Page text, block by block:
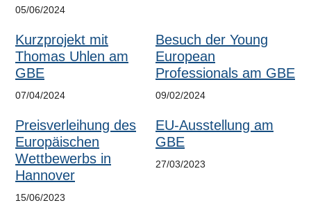
05/06/2024
Kurzprojekt mit
Thomas Uhlen am
GBE
07/04/2024
Besuch der Young
European
Professionals am GBE
09/02/2024
Preisverleihung des
Europäischen
Wettbewerbs in
Hannover
15/06/2023
EU-Ausstellung am
GBE
27/03/2023